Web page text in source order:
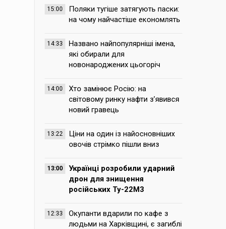
15:00
Поляки тугіше затягують паски:
на чому найчастіше економлять
14:33
Названо найпопулярніші імена,
які обирали для
новонароджених цьогоріч
14:00
Хто замінює Росію: на
світовому ринку нафти з’явився
новий гравець
13:22
Ціни на один із найосновніших
овочів стрімко пішли вниз
13:00
Українці розробили ударний
дрон для знищення
російських Ту-22М3
12:33
Окупанти вдарили по кафе з
людьми на Харківщині, є загиблі